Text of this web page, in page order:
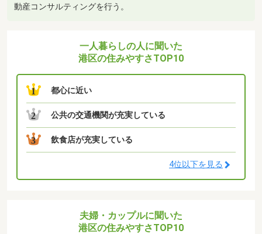
動産コンサルティングを行う。
一人暮らしの人に聞いた
港区の住みやすさTOP10
1 都心に近い
2 公共の交通機関が充実している
3 飲食店が充実している
4位以下を見る
夫婦・カップルに聞いた
港区の住みやすさTOP10